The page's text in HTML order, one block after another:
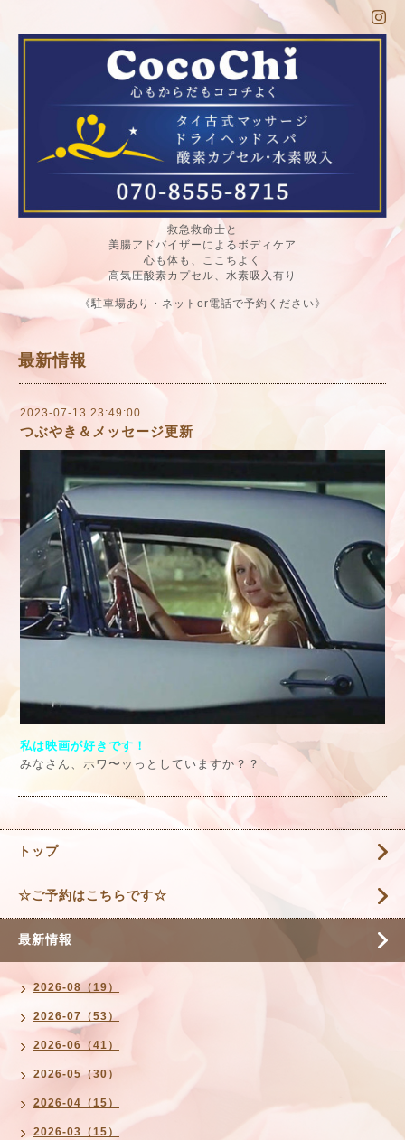
救急救命士と
美腸アドバイザーによるボディケア
心も体も、ここちよく
高気圧酸素カプセル、水素吸入有り
《駐車場あり・ネットor電話で予約ください》
最新情報
2023-07-13 23:49:00
つぶやき＆メッセージ更新
私は映画が好きです！
みなさん、ホワ〜ッっとしていますか？？
トップ
☆ご予約はこちらです☆
最新情報
2026-08（19）
2026-07（53）
2026-06（41）
2026-05（30）
2026-04（15）
2026-03（15）